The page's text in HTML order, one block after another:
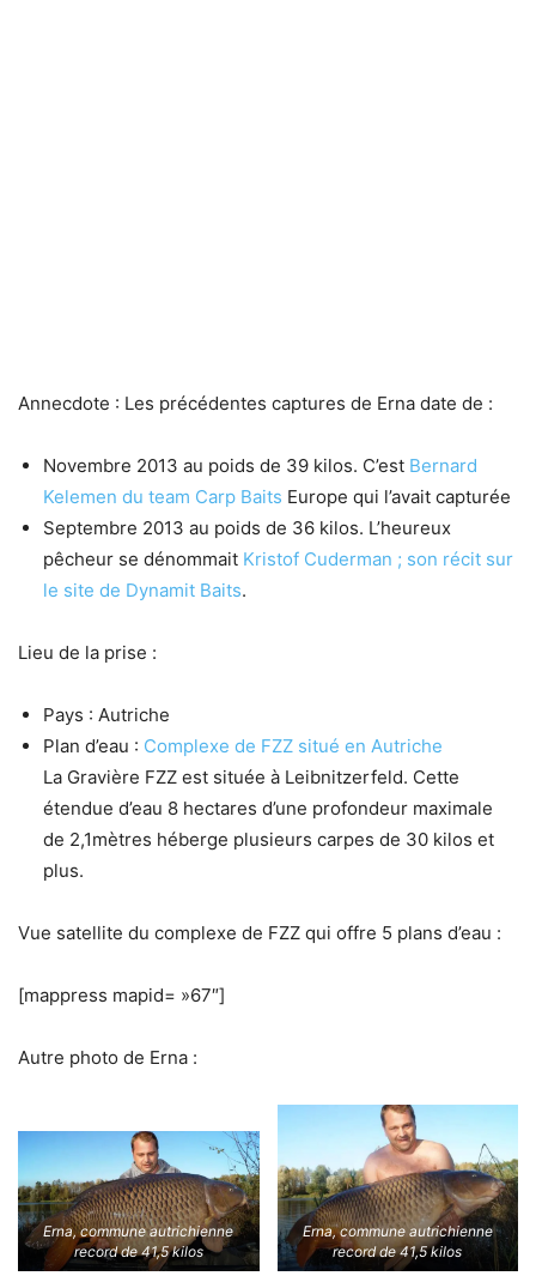
Annecdote : Les précédentes captures de Erna date de :
Novembre 2013 au poids de 39 kilos. C’est Bernard
Kelemen du team Carp Baits Europe qui l’avait capturée
Septembre 2013 au poids de 36 kilos. L’heureux
pêcheur se dénommait Kristof Cuderman ; son récit sur
le site de Dynamit Baits.
Lieu de la prise :
Pays : Autriche
Plan d’eau : Complexe de FZZ situé en Autriche
La Gravière FZZ est située à Leibnitzerfeld. Cette
étendue d’eau 8 hectares d’une profondeur maximale
de 2,1mètres héberge plusieurs carpes de 30 kilos et
plus.
Vue satellite du complexe de FZZ qui offre 5 plans d’eau :
[mappress mapid= »67″]
Autre photo de Erna :
Erna, commune autrichienne
record de 41,5 kilos
Erna, commune autrichienne
record de 41,5 kilos